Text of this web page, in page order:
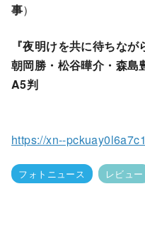
事）
『夜明けを共に待ちなが
朝岡勝・松谷曄介・森島
A5判
https://xn--
フォトニュース レビュー